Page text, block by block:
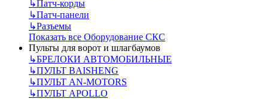
↳Патч-корды
↳Патч-панели
↳Разъемы
Показать все Оборудование СКС
Пульты для ворот и шлагбаумов
↳БРЕЛОКИ АВТОМОБИЛЬНЫЕ
↳ПУЛЬТ BAISHENG
↳ПУЛЬТ AN-MOTORS
↳ПУЛЬТ APOLLO